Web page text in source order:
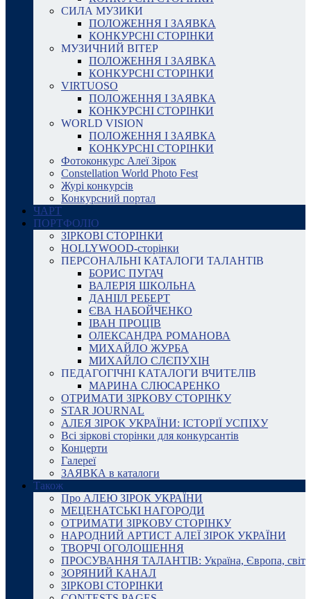
СИЛА МУЗИКИ
ПОЛОЖЕННЯ І ЗАЯВКА
КОНКУРСНІ СТОРІНКИ
МУЗИЧНИЙ ВІТЕР
ПОЛОЖЕННЯ І ЗАЯВКА
КОНКУРСНІ СТОРІНКИ
VIRTUOSO
ПОЛОЖЕННЯ І ЗАЯВКА
КОНКУРСНІ СТОРІНКИ
WORLD VISION
ПОЛОЖЕННЯ І ЗАЯВКА
КОНКУРСНІ СТОРІНКИ
Фотоконкурс Алеї Зірок
Constellation World Photo Fest
Журі конкурсів
Конкурсний портал
ЧАРТ
ПОРТФОЛІО
ЗІРКОВІ СТОРІНКИ
HOLLYWOOD-сторінки
ПЕРСОНАЛЬНІ КАТАЛОГИ ТАЛАНТІВ
БОРИС ПУГАЧ
ВАЛЕРІЯ ШКОЛЬНА
ДАНІІЛ РЕБЕРТ
ЄВА НАБОЙЧЕНКО
ІВАН ПРОЦІВ
ОЛЕКСАНДРА РОМАНОВА
МИХАЙЛО ЖУРБА
МИХАЙЛО СЛЄПУХІН
ПЕДАГОГІЧНІ КАТАЛОГИ ВЧИТЕЛІВ
МАРИНА СЛЮСАРЕНКО
ОТРИМАТИ ЗІРКОВУ СТОРІНКУ
STAR JOURNAL
АЛЕЯ ЗІРОК УКРАЇНИ: ІСТОРІЇ УСПІХУ
Всі зіркові сторінки для конкурсантів
Концерти
Галереї
ЗАЯВКА в каталоги
Також
Про АЛЕЮ ЗІРОК УКРАЇНИ
МЕЦЕНАТСЬКІ НАГОРОДИ
ОТРИМАТИ ЗІРКОВУ СТОРІНКУ
НАРОДНИЙ АРТИСТ АЛЕЇ ЗІРОК УКРАЇНИ
ТВОРЧІ ОГОЛОШЕННЯ
ПРОСУВАННЯ ТАЛАНТІВ: Україна, Європа, світ
ЗОРЯНИЙ КАНАЛ
ЗІРКОВІ СТОРІНКИ